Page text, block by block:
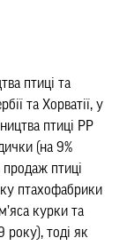
птиці та
та Хорватії, у
птиці РР
(на 9%
продаж птиці
птахофабрики
курки та
року), тоді як